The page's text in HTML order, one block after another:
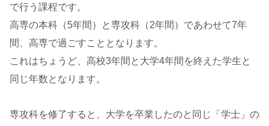
で行う課程です。
高専の本科（5年間）と専攻科（2年間）であわせて7年
間、高専で過ごすこととなります。
これはちょうど、高校3年間と大学4年間を終えた学生と
同じ年数となります。
専攻科を修了すると、大学を卒業したのと同じ「学士」の